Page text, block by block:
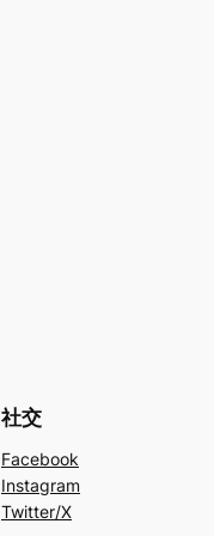
社交
Facebook
Instagram
Twitter/X